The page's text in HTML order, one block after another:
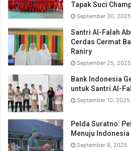
Tapak Suci
September 30, 2025
Santri Al-Falah
Cerdas Cermat
Raniry
September 25, 2025
Bank Indonesia
untuk Santri Al-
September 10, 2025
Pelda Suratno:
Menuju Indonesia
September 8, 2025